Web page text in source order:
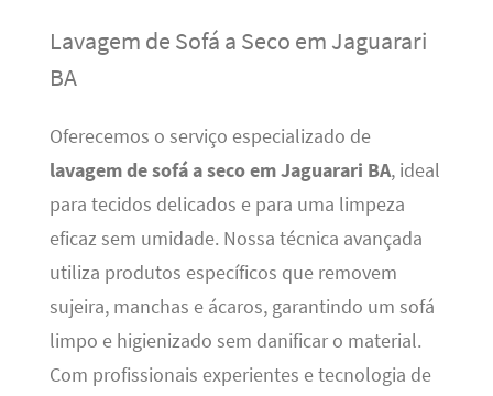
Lavagem de Sofá a Seco em Jaguarari
BA
Oferecemos o serviço especializado de
lavagem de sofá a seco em Jaguarari BA, ideal
para tecidos delicados e para uma limpeza
eficaz sem umidade. Nossa técnica avançada
utiliza produtos específicos que removem
sujeira, manchas e ácaros, garantindo um sofá
limpo e higienizado sem danificar o material.
Com profissionais experientes e tecnologia de